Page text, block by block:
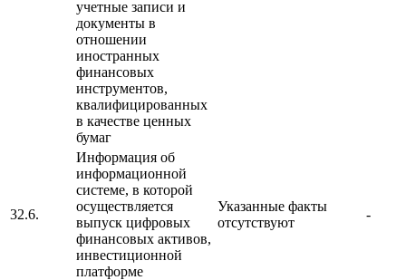
учетные записи и
документы в
отношении
иностранных
финансовых
инструментов,
квалифицированных
в качестве ценных
бумаг
32.6.
Информация об
информационной
системе, в которой
осуществляется
выпуск цифровых
финансовых активов,
инвестиционной
платформе
Указанные факты
отсутствуют
-